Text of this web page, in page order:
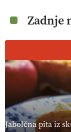
Zadnje
Jabolčna pita iz